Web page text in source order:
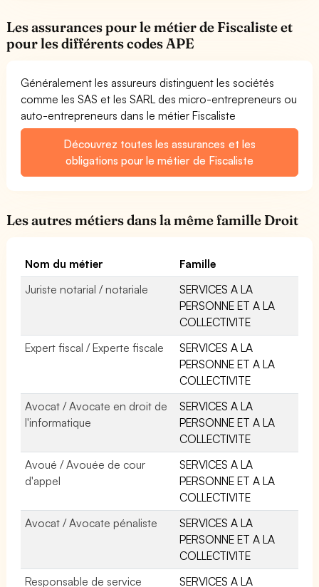
Les assurances pour le métier de Fiscaliste et
pour les différents codes APE
Généralement les assureurs distinguent les sociétés
comme les SAS et les SARL des micro-entrepreneurs ou
auto-entrepreneurs dans le métier Fiscaliste
Découvrez toutes les assurances et les
obligations pour le métier de Fiscaliste
Les autres métiers dans la même famille Droit
Nom du métier
Famille
Juriste notarial / notariale
SERVICES A LA
PERSONNE ET A LA
COLLECTIVITE
Expert fiscal / Experte fiscale
SERVICES A LA
PERSONNE ET A LA
COLLECTIVITE
Avocat / Avocate en droit de
l'informatique
SERVICES A LA
PERSONNE ET A LA
COLLECTIVITE
Avoué / Avouée de cour
d'appel
SERVICES A LA
PERSONNE ET A LA
COLLECTIVITE
Avocat / Avocate pénaliste
SERVICES A LA
PERSONNE ET A LA
COLLECTIVITE
Responsable de service
SERVICES A LA